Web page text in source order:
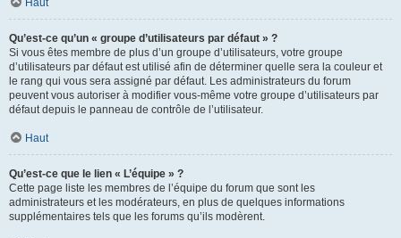
Haut
Qu’est-ce qu’un « groupe d’utilisateurs par défaut » ?
Si vous êtes membre de plus d’un groupe d’utilisateurs, votre groupe
d’utilisateurs par défaut est utilisé afin de déterminer quelle sera la couleur et
le rang qui vous sera assigné par défaut. Les administrateurs du forum
peuvent vous autoriser à modifier vous-même votre groupe d’utilisateurs par
défaut depuis le panneau de contrôle de l’utilisateur.
Haut
Qu’est-ce que le lien « L’équipe » ?
Cette page liste les membres de l’équipe du forum que sont les
administrateurs et les modérateurs, en plus de quelques informations
supplémentaires tels que les forums qu’ils modèrent.